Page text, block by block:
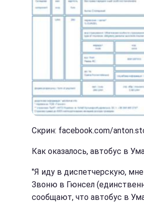
Скрин: facebook.com/
Как оказалось, автобус в
"Я иду в диспетчерскую, мне
Звоню в Гюнсел
сообщают, что автобус в